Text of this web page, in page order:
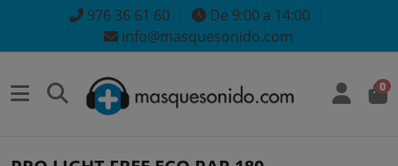
976 36 61 60
De 9:00 a 14:00
info@masquesonido.com
0